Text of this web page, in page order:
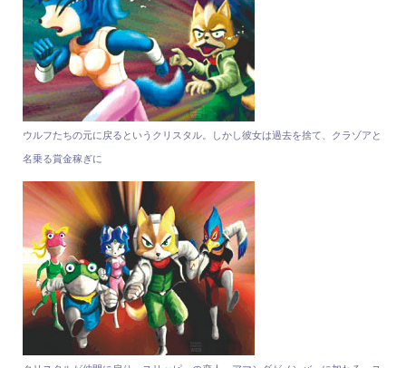
ウルフたちの元に戻るというクリスタル。しかし彼女は過去を捨て、クラゾアと
名乗る賞金稼ぎに